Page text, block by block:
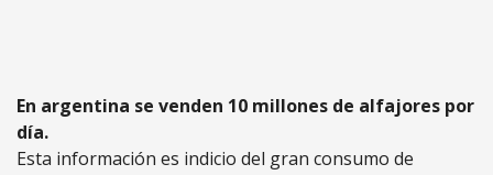
En argentina se venden 10 millones de alfajores por
día.
Esta información es indicio del gran consumo de